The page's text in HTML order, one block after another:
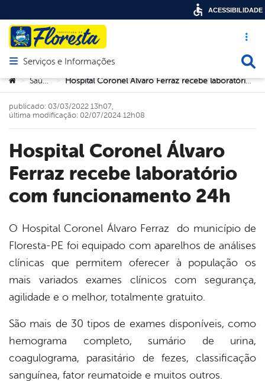
Acesso
Abrir menu principal de navegação
Serviços e Informações
Você está aqui:
> Saúde > Hospital Coronel Álvaro Ferraz recebe laboratório com funcionamento 24h
Hospital Coronel Álvaro
Ferraz recebe laboratório
com funcionamento 24h
publicado: 03/03/2022 13h07,
última modificação: 02/07/2024 12h08
O Hospital Coronel Álvaro Ferraz do município de
Floresta-PE foi equipado com aparelhos de análises
clínicas que permitem oferecer à população os
mais variados exames clínicos com segurança,
agilidade e o melhor, totalmente gratuito.
São mais de 30 tipos de exames disponíveis, como
hemograma completo, sumário de urina,
coagulograma, parasitário de fezes, classificação
sanguínea, fator reumatoide e muitos outros.
ACESSIBILIDADE